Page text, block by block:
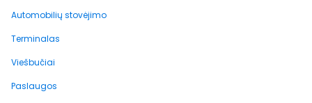
Automobilių stovėjimo
Terminalas
Viešbučiai
Paslaugos